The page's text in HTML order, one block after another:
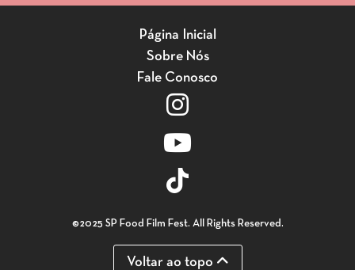
Página Inicial
Sobre Nós
Fale Conosco
©2025 SP Food Film Fest. All Rights Reserved.
Voltar ao topo